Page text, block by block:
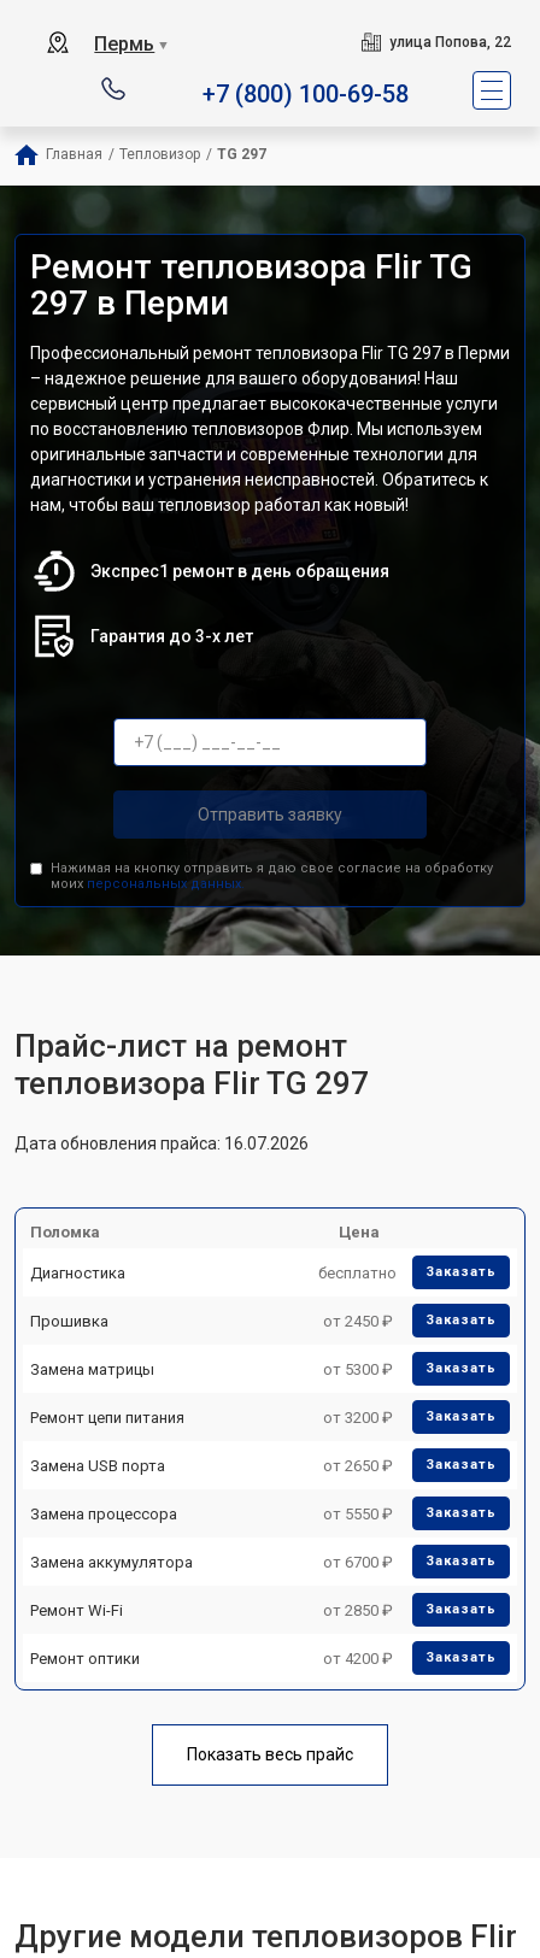
Пермь ▼ улица Попова, 22
+7 (800) 100-69-58
Главная / Тепловизор / TG 297
Ремонт тепловизора Flir TG
297 в Перми
Профессиональный ремонт тепловизора Flir TG 297 в Перми
– надежное решение для вашего оборудования! Наш
сервисный центр предлагает высококачественные услуги
по восстановлению тепловизоров Флир. Мы используем
оригинальные запчасти и современные технологии для
диагностики и устранения неисправностей. Обратитесь к
нам, чтобы ваш тепловизор работал как новый!
Экспрес1 ремонт в день обращения
Гарантия до 3-х лет
Отправить заявку
Нажимая на кнопку отправить я даю свое согласие на обработку
моих персональных данных.
Прайс-лист на ремонт
тепловизора Flir TG 297
Дата обновления прайса: 16.07.2026
Поломка Цена
Диагностика бесплатно Заказать
Прошивка от 2450 ₽ Заказать
Замена матрицы от 5300 ₽ Заказать
Ремонт цепи питания от 3200 ₽ Заказать
Замена USB порта от 2650 ₽ Заказать
Замена процессора от 5550 ₽ Заказать
Замена аккумулятора от 6700 ₽ Заказать
Ремонт Wi-Fi от 2850 ₽ Заказать
Ремонт оптики от 4200 ₽ Заказать
Показать весь прайс
Другие модели тепловизоров Flir